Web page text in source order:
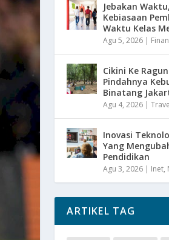
Jebakan
Kebiasaan
Waktu Kelas
Agu 5, 2026 |
Cikini Ke
Pindahnya
Binatang
Agu 4, 2026 |
Inovasi
Yang
Pendidikan
Agu 3, 2026 | Inet,
ARTIKEL TAG